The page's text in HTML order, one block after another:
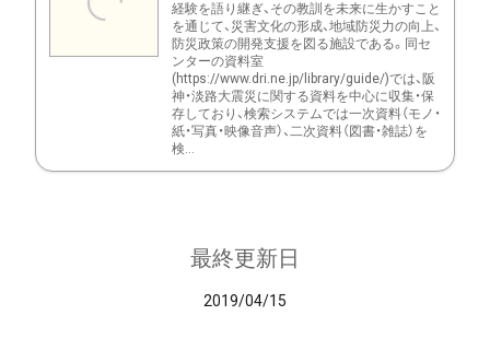
経験を語り継ぎ、その教訓を未来に生かすこと
を通じて、災害文化の形成、地域防災力の向上、
防災政策の開発支援を図る施設である。同セ
ンターの資料室
(https://www.dri.ne.jp/library/guide/)では、阪
神・淡路大震災に関する資料を中心に収集・保
存しており、検索システムでは一次資料（モノ・
紙・写真・映像音声）、二次資料（図書・雑誌）を
検...
最終更新日
2019/04/15